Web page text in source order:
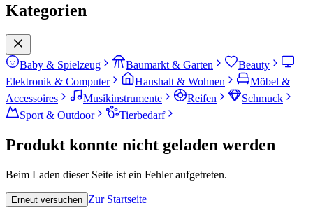
Kategorien
Baby & Spielzeug Baumarkt & Garten
Beauty
Elektronik & Computer
Haushalt & Wohnen
Möbel &
Accessoires
Musikinstrumente Reifen
Schmuck
Sport & Outdoor
Tierbedarf
Produkt konnte nicht geladen werden
Beim Laden dieser Seite ist ein Fehler aufgetreten.
Erneut versuchen Zur Startseite